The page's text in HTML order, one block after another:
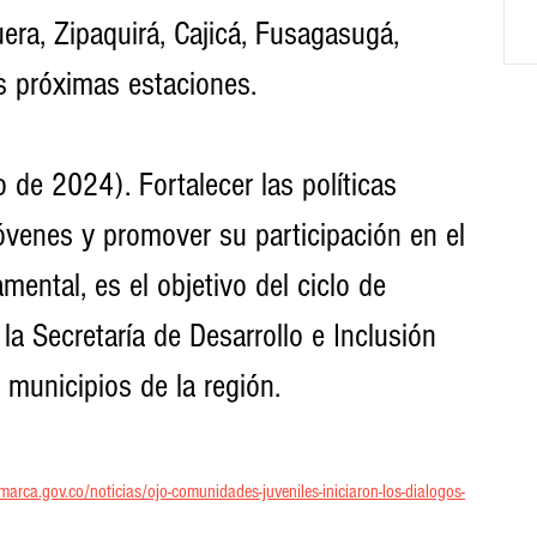
Zipaquirá, Cajicá, Fusagasugá,
próximas estaciones.
de 2024). Fortalecer las políticas
y promover su participación en el
es el objetivo del ciclo de
Secretaría de Desarrollo e Inclusión
de la región.
noticias/ojo-comunidades-juveniles-iniciaron-los-dialogos-